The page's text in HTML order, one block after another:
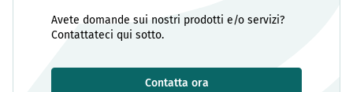
Avete domande sui nostri prodotti e/o servizi?
Contattateci qui sotto.
Contatta ora